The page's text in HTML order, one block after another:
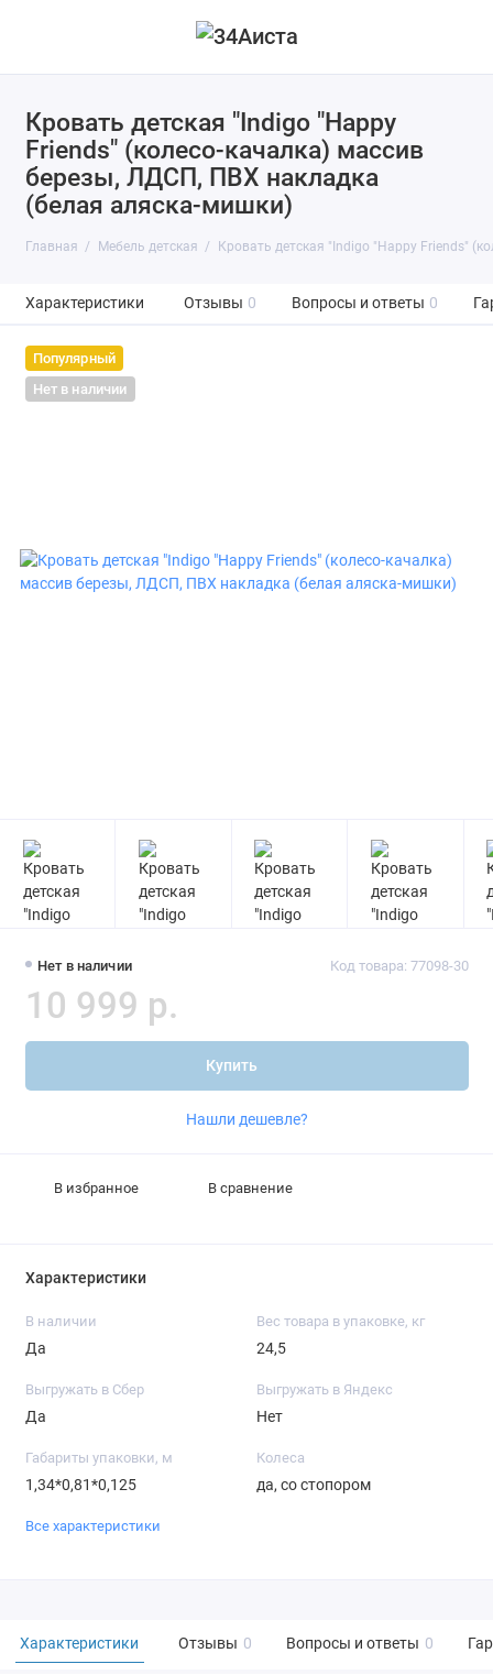
Кровать детская "Indigo "Happy
Friends" (колесо-качалка) массив
березы, ЛДСП, ПВХ накладка
(белая аляска-мишки)
Главная Мебель детская Кровать детская "Indigo "Happy Friends"
Характеристики Отзывы 0 Вопросы и ответы 0
Популярный
Нет в наличии
Нет в наличии Код товара: 77098-30
10 999 р.
Купить
Нашли дешевле?
В избранное В сравнение
Характеристики
В наличии
Да
Вес товара в упаковке, кг
24,5
Выгружать в Сбер
Да
Выгружать в Яндекс
Нет
Габариты упаковки, м
1,34*0,81*0,125
Колеса
да, со стопором
Все характеристики
Характеристики Отзывы 0 Вопросы и ответы 0